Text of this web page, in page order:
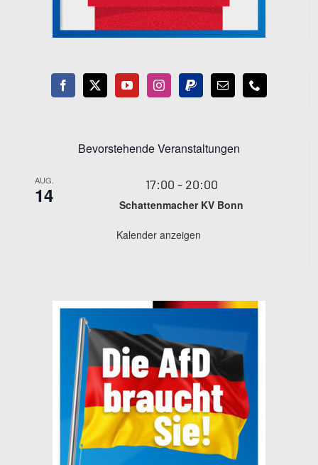
Bevorstehende Veranstaltungen
AUG.
14 17:00 - 20:00
Schattenmacher KV Bonn
Kalender anzeigen